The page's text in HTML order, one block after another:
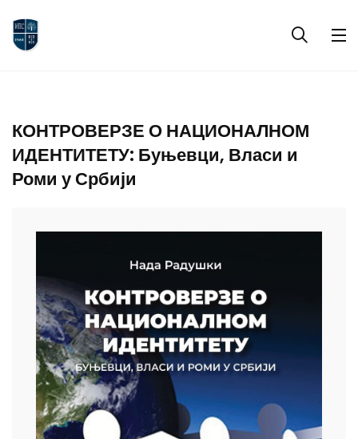
КОНТРОВЕРЗЕ О НАЦИОНАЛНОМ
ИДЕНТИТЕТУ: Буњевци, Власи и
Роми у Србији